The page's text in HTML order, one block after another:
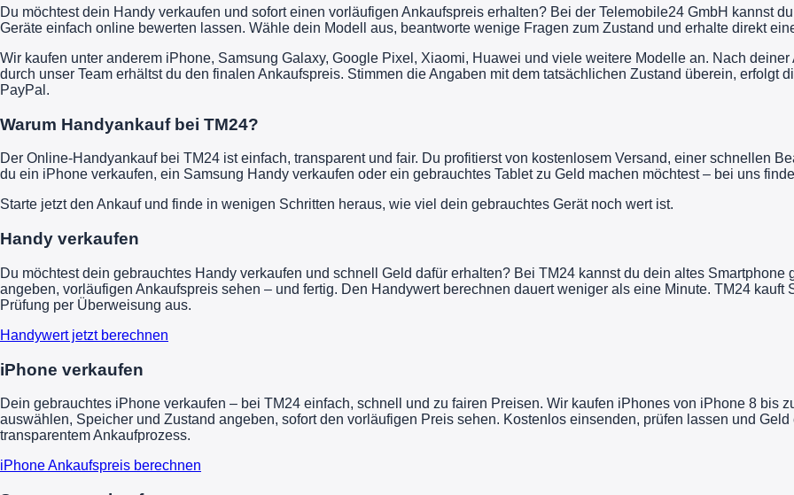
Du möchtest dein Handy verkaufen und sofort einen vorläufigen Ankaufspreis erhalten? Bei der Telemobile24 GmbH kannst
Geräte einfach online bewerten lassen. Wähle dein Modell aus, beantworte wenige Fragen zum Zustand und erhalte direkt
Wir kaufen unter anderem iPhone, Samsung Galaxy, Google Pixel, Xiaomi, Huawei und viele weitere Modelle an. Nach
durch unser Team erhältst du den finalen Ankaufspreis. Stimmen die Angaben mit dem tatsächlichen Zustand überein,
PayPal.
Warum Handyankauf bei TM24?
Der Online-Handyankauf bei TM24 ist einfach, transparent und fair. Du profitierst von kostenlosem Versand, einer schnellen
du ein iPhone verkaufen, ein Samsung Handy verkaufen oder ein gebrauchtes Tablet zu Geld machen möchtest – bei uns
Starte jetzt den Ankauf und finde in wenigen Schritten heraus, wie viel dein gebrauchtes Gerät noch wert ist.
Handy verkaufen
Du möchtest dein gebrauchtes Handy verkaufen und schnell Geld dafür erhalten? Bei TM24 kannst du dein altes
angeben, vorläufigen Ankaufspreis sehen – und fertig. Den Handywert berechnen dauert weniger als eine Minute. TM24
Prüfung per Überweisung aus.
Handywert jetzt berechnen
iPhone verkaufen
Dein gebrauchtes iPhone verkaufen – bei TM24 einfach, schnell und zu fairen Preisen. Wir kaufen iPhones von iPhone 8 bis
auswählen, Speicher und Zustand angeben, sofort den vorläufigen Preis sehen. Kostenlos einsenden, prüfen lassen und
transparentem Ankaufprozess.
iPhone Ankaufspreis berechnen